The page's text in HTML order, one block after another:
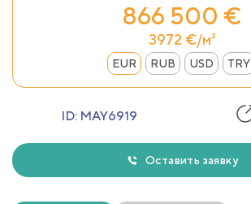
866 500 €
3972 €/м²
EUR RUB USD TRY
ID: MAY6919
Оставить заявку